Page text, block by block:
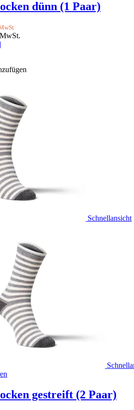
dünn (1 Paar)
Schnellansicht
gestreift (2 Paar)